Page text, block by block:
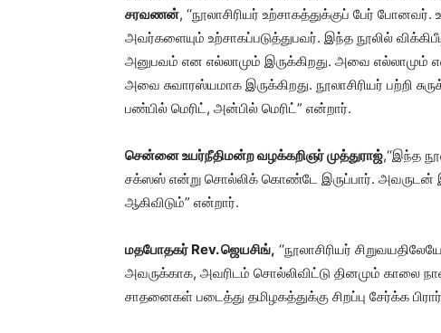
சரவணன், ‘‘நூலாசிரியர் உற்சாகத்துக்குப் பேர்
அவர்களையும் உற்சாகப்படுத்துபவர். இந்த நூலில்
அனுபவம் என எல்லாமும் இருக்கிறது. அவை எல்லாமும்
அவை சுவாரஸ்யமாக இருக்கிறது. நூலாசிரியர் பற்றி
பண்பில் மெரிட், அன்பில் மெரிட்” என்றார்.
சென்னை உயர்நீதிமன்ற வழக்கறிஞர் முத்துராஜ்,‘‘இந்த
சக்ஸஸ் என்று சொல்லிக் கொண்டே இருப்பார். அவருடன்
ஆகிவிடும்” என்றார்.
மதபோதகர் Rev. ஜெயசிங், ‘‘நூலாசிரியர்
அவருக்காக, அவரிடம் சொல்லிவிட்டு தினமும் காலை
சாதனைகள் படைத்து தமிழகத்துக்கு சிறப்பு சேர்க்க